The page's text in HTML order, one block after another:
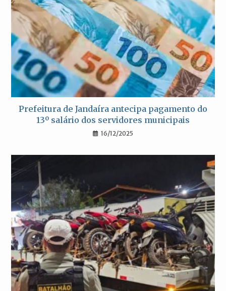
Prefeitura de Jandaíra antecipa pagamento do
13º salário dos servidores municipais
16/12/2025